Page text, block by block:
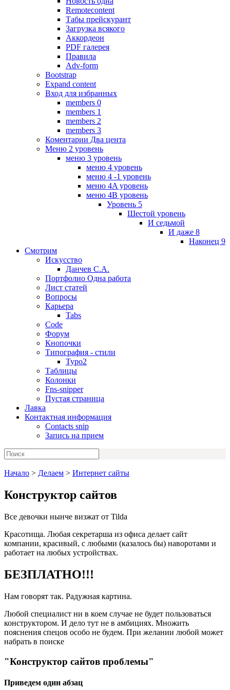
Remotecontent
Табы прейскурант
Загрузка всякого
Аккордеон
PDF галерея
Правила
Adv-form
Bootstrap
Expand content
Вход для избранных
members 0
members 1
members 2
members 3
Коментарии Два цента
Меню 2 уровень
меню 3 уровень
меню 4 уровень
меню 4 -1 уровень
меню 4A уровень
меню 4B уровень
Уровень 5
Шестой уровень
И седьмой
И даже 8
Наконец 9
Смотрим
Искусство
Данчев С.А.
Портфолио Одна работа
Лист статей
Вопросы
Карьера
Tabs
Code
Форум
Кнопочки
Типография - стили
Typo2
Таблицы
Колонки
Fns-snipper
Пустая страница
Лавка
Контактная информация
Contacts snip
Запись на прием
Начало > Делаем > Интернет сайты
Конструктор сайтов
Все девочки нынче визжат от Tilda
Красотища. Любая секретарша из офиса делает сайт
компании, красивый, с любыми (казалось бы) наворотами и
работает на любых устройствах.
БЕЗПЛАТНО!!!
Нам говорят так. Радужная картина.
Любой специалист ни в коем случае не будет пользоваться
конструктором. И дело тут не в амбициях. Множить
пояснения спецов особо не будем. При желании любой может
набрать в поиске
"Конструктор сайтов проблемы"
Приведем один абзац